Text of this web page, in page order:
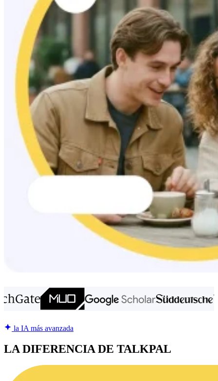
la IA más avanzada
LA DIFERENCIA DE TALKPAL